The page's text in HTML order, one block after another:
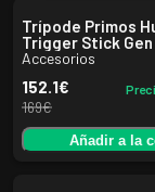
Trípode Primos
Trigger Stick
Accesorios
152.1€
169€
Añadir a la